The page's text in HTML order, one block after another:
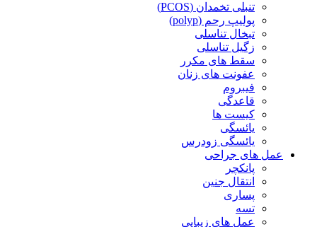
تنبلی تخمدان (PCOS)
پولیپ رحم (polyp)
تبخال تناسلی
زگیل تناسلی
سقط های مکرر
عفونت های زنان
فیبروم
قاعدگی
کیست ها
یائسگی
یائسگی زودرس
عمل های جراحی
پانکچر
انتقال جنین
پساری
تسه
عمل های زیبایی